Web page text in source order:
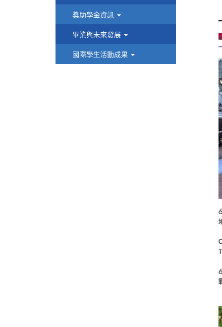
獎助學金資訊
畢業與未來發展
國際學生活動成果